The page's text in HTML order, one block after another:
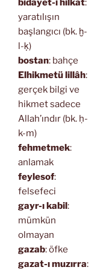
yaratılışın
başlangıcı (bk. ḫ-
l-ḳ)
bostan: bahçe
Elhikmetü lillâh:
gerçek bilgi ve
hikmet sadece
Allah’ındır (bk. ḥ-
k-m)
fehmetmek:
anlamak
feylesof:
felsefeci
gayr-ı kabil:
mümkün
olmayan
gazab: öfke
gazat-ı muzırra: